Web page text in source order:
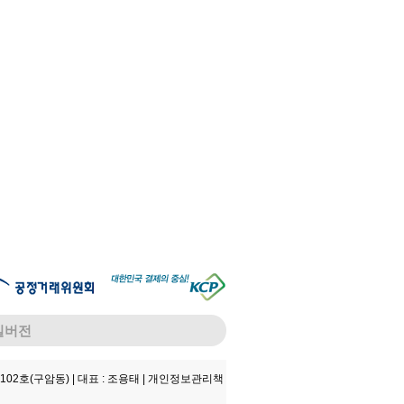
전
호(구암동) | 대표 : 조용태 | 개인정보관리책